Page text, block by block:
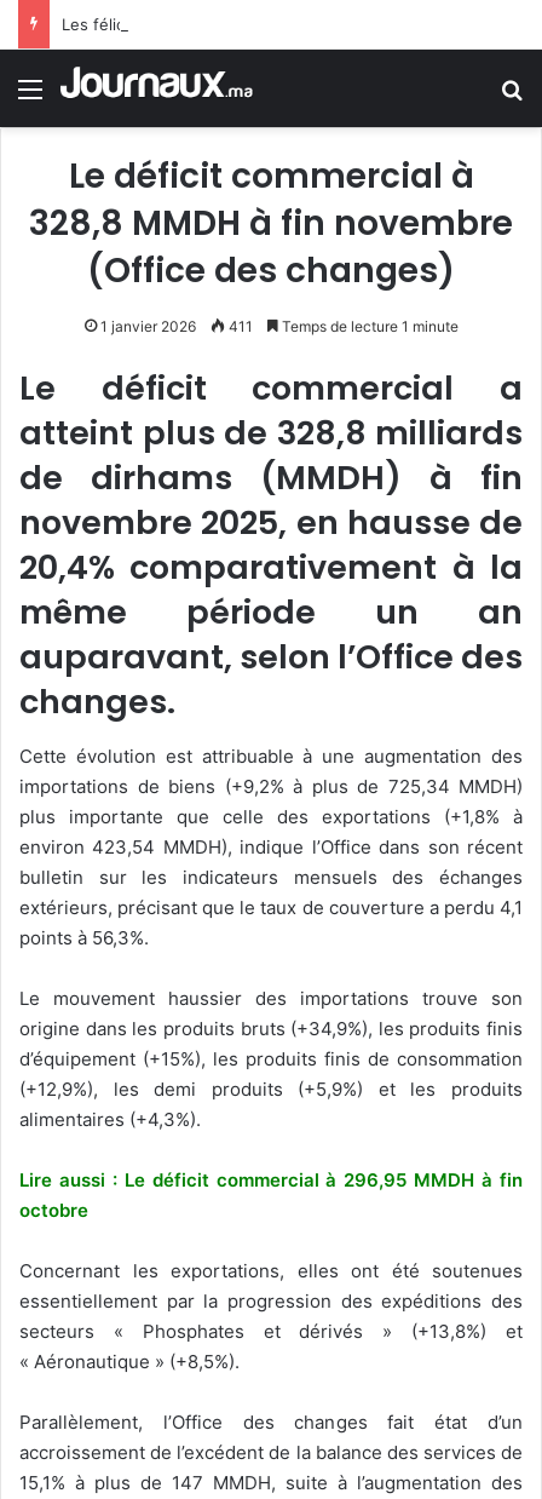
Menu
Le déficit commercial à
328,8 MMDH à fin novembre
(Office des changes)
1 janvier 2026 411 Temps de lecture 1 minute
Le déficit commercial a
atteint plus de 328,8 milliards
de dirhams (MMDH) à fin
novembre 2025, en hausse de
20,4% comparativement à la
même période un an
auparavant, selon l’Office des
changes.
Cette évolution est attribuable à une augmentation des
importations de biens (+9,2% à plus de 725,34 MMDH)
plus importante que celle des exportations (+1,8% à
environ 423,54 MMDH), indique l’Office dans son récent
bulletin sur les indicateurs mensuels des échanges
extérieurs, précisant que le taux de couverture a perdu 4,1
points à 56,3%.
Le mouvement haussier des importations trouve son
origine dans les produits bruts (+34,9%), les produits finis
d’équipement (+15%), les produits finis de consommation
(+12,9%), les demi produits (+5,9%) et les produits
alimentaires (+4,3%).
Lire aussi : Le déficit commercial à 296,95 MMDH à fin
octobre
Concernant les exportations, elles ont été soutenues
essentiellement par la progression des expéditions des
secteurs « Phosphates et dérivés » (+13,8%) et
« Aéronautique » (+8,5%).
Parallèlement, l’Office des changes fait état d’un
accroissement de l’excédent de la balance des services de
15,1% à plus de 147 MMDH, suite à l’augmentation des